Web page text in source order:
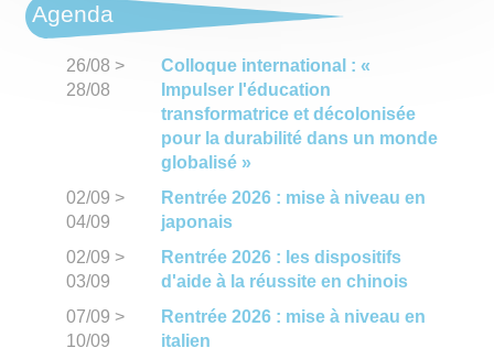
Agenda
26/08 >
28/08
Colloque international : «
Impulser l'éducation
transformatrice et décolonisée
pour la durabilité dans un monde
globalisé »
02/09 >
04/09
Rentrée 2026 : mise à niveau en
japonais
02/09 >
03/09
Rentrée 2026 : les dispositifs
d'aide à la réussite en chinois
07/09 >
10/09
Rentrée 2026 : mise à niveau en
italien